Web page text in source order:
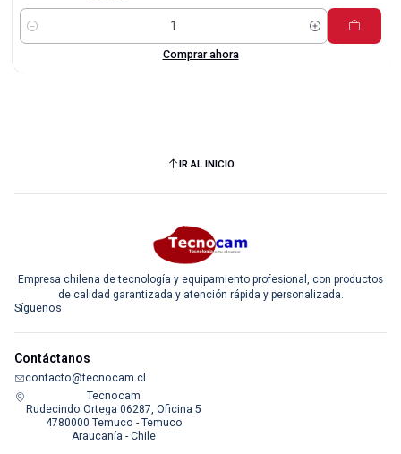
Cantidad
Comprar ahora
IR AL INICIO
Empresa chilena de tecnología y equipamiento profesional, con productos
de calidad garantizada y atención rápida y personalizada.
Síguenos
Contáctanos
contacto@tecnocam.cl
Tecnocam
Rudecindo Ortega 06287, Oficina 5
4780000 Temuco - Temuco
Araucanía - Chile